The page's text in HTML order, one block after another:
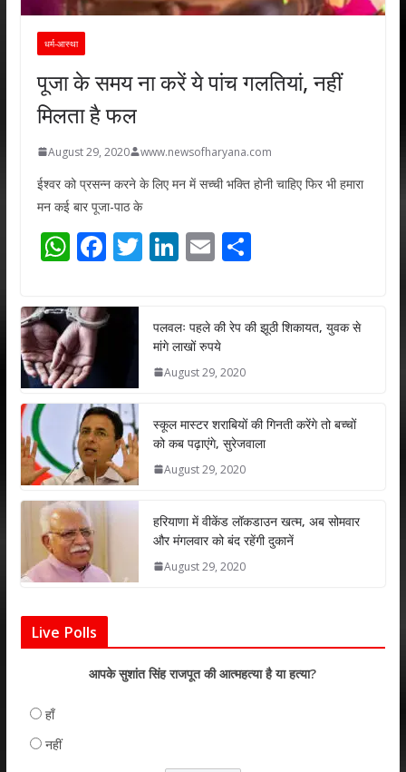
धर्म-आस्था
पूजा के समय ना करें ये पांच गलतियां, नहीं
मिलता है फल
August 29, 2020 www.newsofharyana.com
ईश्वर को प्रसन्न करने के लिए मन में सच्ची भक्ति होनी चाहिए फिर भी हमारा
मन कई बार पूजा-पाठ के
W
at
s
A
p
p
F
e
b
o
k
T
er
Li
e
dI
n
E
l
S
e
पलवलः पहले की रेप की झूठी शिकायत, युवक से
मांगे लाखों रुपये
August 29, 2020
स्कूल मास्टर शराबियों की गिनती करेंगे तो बच्चों
को कब पढ़ाएंगे, सुरेजवाला
August 29, 2020
हरियाणा में वीकेंड लॉकडाउन खत्म, अब सोमवार
और मंगलवार को बंद रहेंगी दुकानें
August 29, 2020
Live Polls
आपके सुशांत सिंह राजपूत की आत्महत्या है या हत्या?
हाँ
नहीं